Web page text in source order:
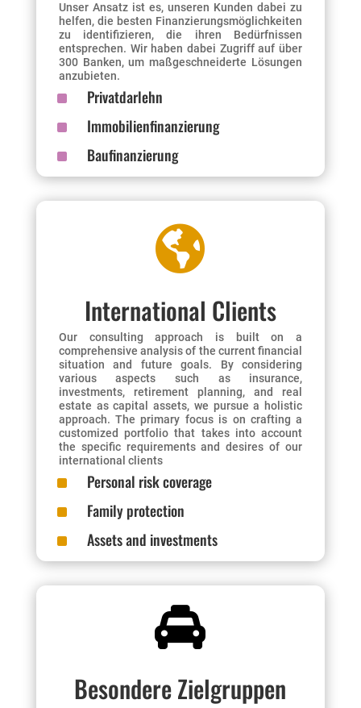
Unser Ansatz ist es, unseren Kunden dabei zu
helfen, die besten Finanzierungsmöglichkeiten
zu identifizieren, die ihren Bedürfnissen
entsprechen. Wir haben dabei Zugriff auf über
300 Banken, um maßgeschneiderte Lösungen
anzubieten.
^ Privatdarlehn
^ Immobilienfinanzierung
^ Baufinanzierung

International Clients
Our consulting approach is built on a
comprehensive analysis of the current financial
situation and future goals. By considering
various aspects such as insurance,
investments, retirement planning, and real
estate as capital assets, we pursue a holistic
approach. The primary focus is on crafting a
customized portfolio that takes into account
the specific requirements and desires of our
international clients
^ Personal risk coverage
^ Family protection
^ Assets and investments

Besondere Zielgruppen